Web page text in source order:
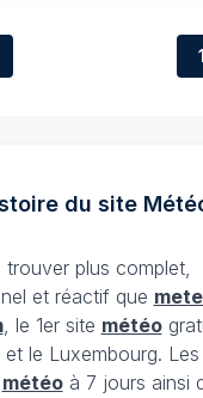
du site
plus complet,
et réactif que
, le 1er site météo
et le Luxembourg. Les
météoà 7 jours ainsi